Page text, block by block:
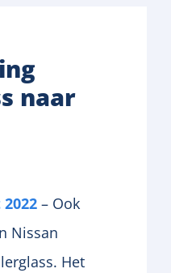
naar
– Ook
Nissan
Het